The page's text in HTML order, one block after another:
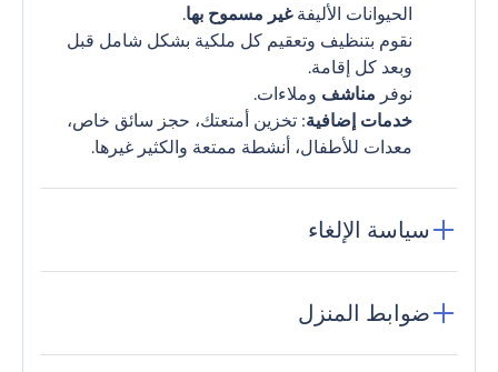
الحيوانات الأليفةغير مسموح بها.
نقوم بتنظيف وتعقيم كل ملكية بشكل شامل قبل
وبعد كل إقامة.
نوفر مناشف وملاءات.
خدمات إضافية: تخزين أمتعتك، حجز سائق خاص،
معدات للأطفال، أنشطة ممتعة والكثير غيرها.
سياسة الإلغاء
ضوابط المنزل